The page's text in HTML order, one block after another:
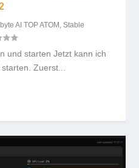
AI TOP ATOM ,Stable
und starten Jetzt kann ich
Zuerst...